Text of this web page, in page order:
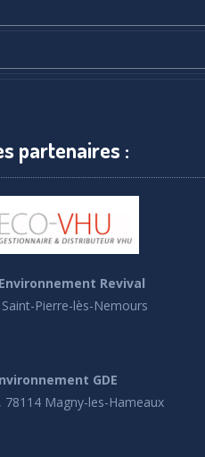
partenaires :
Revival
Pierre-lès-Nemours
GDE
78114 Magny-les-Hameaux